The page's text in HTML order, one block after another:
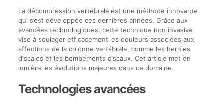
La décompression vertébrale est une méthode innovante
qui s’est développée ces dernières années. Grâce aux
avancées technologiques, cette technique non invasive
vise à soulager efficacement les douleurs associées aux
affections de la colonne vertébrale, comme les hernies
discales et les bombements discaux. Cet article met en
lumière les évolutions majeures dans ce domaine.
Technologies avancées